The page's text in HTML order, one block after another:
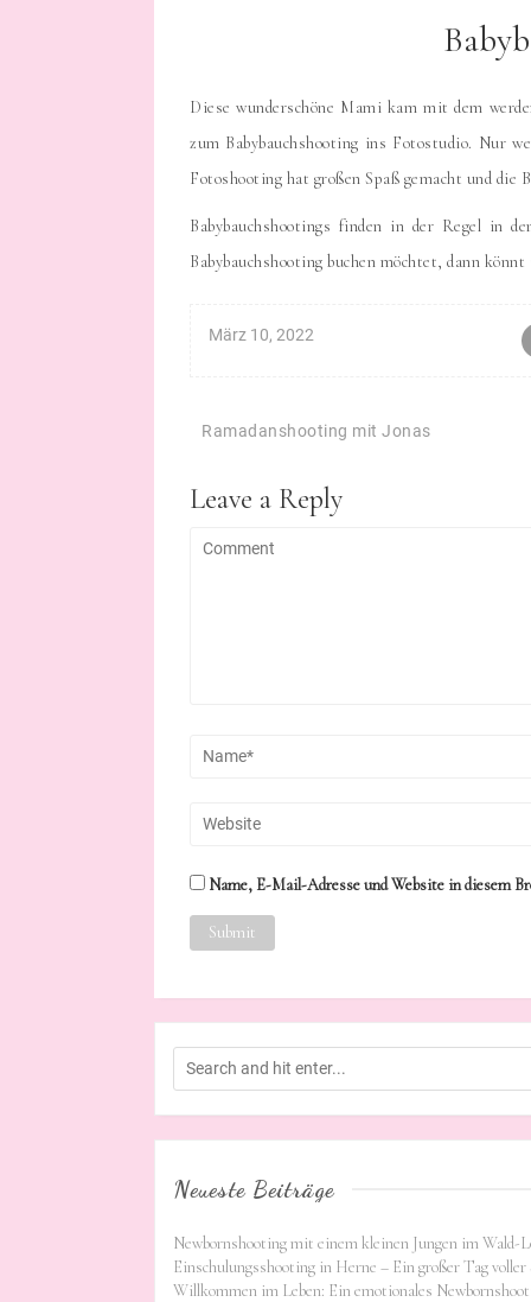
Diese wunderschöne Mami kam mit dem
zum Babybauchshooting ins Fotostudio. Nur
Fotoshooting hat großen Spaß gemacht und die
Babybauchshootings finden in der Regel in
Babybauchshooting buchen möchtet, dann
März 10, 2022
Beitragsnavigation
Ramadanshooting mit Jonas
Leave a Reply
Name, E-Mail-Adresse und Website in diesem
Neueste Beiträge
Newbornshooting mit einem kleinen Jungen im
Einschulungsshooting in Herne – Ein großer Tag voller
Willkommen im Leben: Ein emotionales